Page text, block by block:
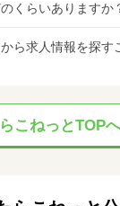
くらいありますか
ら求人情報を探す
こねっとTOP